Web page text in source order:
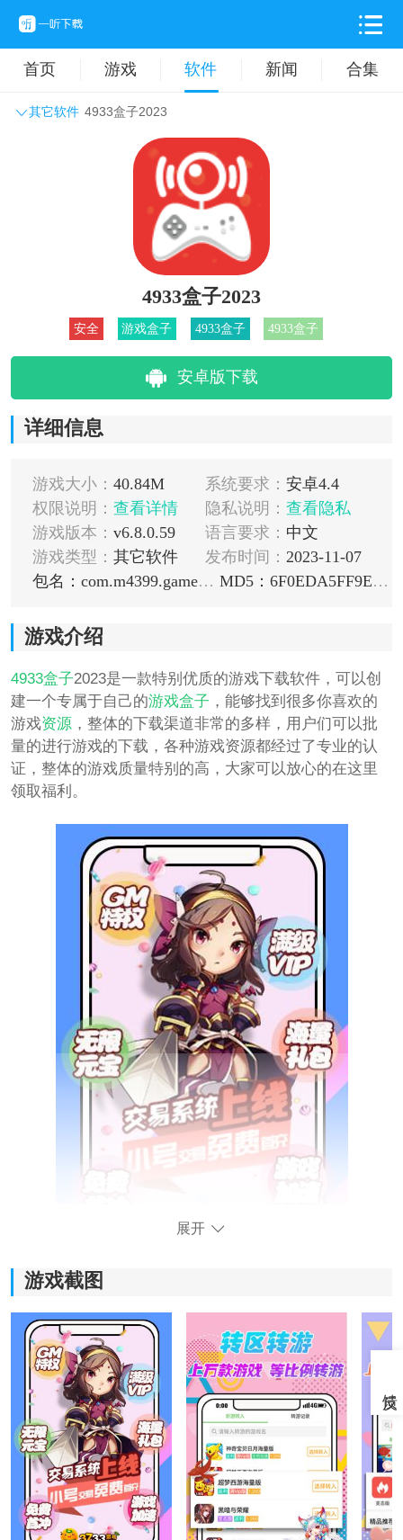
首页 游戏 软件 新闻 合集
其它软件 4933盒子2023
主题壁纸 旅游出行
拍摄美化 时尚购物
4933盒子2023
安全 游戏盒子 4933盒子 4933盒子
安卓版下载
详细信息
游戏大小： 40.84M 系统要求： 安卓4.4
权限说明： 查看详情 隐私说明： 查看隐私
游戏版本： v6.8.0.59 语言要求： 中文
游戏类型： 其它软件 发布时间： 2023-11-07
包名：com.m4399.gamecenter
MD5：6F0EDA5FF9EE83910BED7850B9D339DD
游戏介绍
4933盒子2023是一款特别优质的游戏下载软件，可以创
建一个专属于自己的游戏盒子 ，能够找到很多你喜欢的
游戏资源，整体的下载渠道非常的多样，用户们可以批
量的进行游戏的下载，各种游戏资源都经过了专业的认
证，整体的游戏质量特别的高，大家可以放心的在这里
领取福利。
《4933盒子2023》软件特色:
1.游戏资源特别的全面，可以在这里进行多种游戏的分
类。
2.一定能够找到你感兴趣的游戏资源，可以查看很多喜欢
的信息。
3.提供特别 安全的下载渠道，几分钟内就能够下载完成。
展开
游戏截图